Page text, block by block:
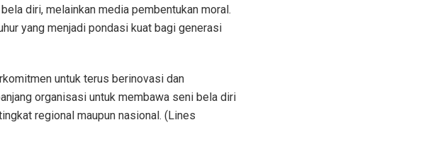
diri, melainkan media pembentukan moral.
yang menjadi pondasi kuat bagi generasi
untuk terus berinovasi dan
organisasi untuk membawa seni bela diri
regional maupun nasional. (Lines